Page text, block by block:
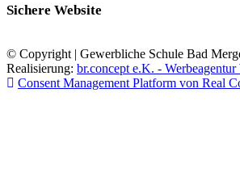
Sichere Website
© Copyright | Gewerbliche Schule Bad
Realisierung: br.concept e.K. - Werbeagentur
Consent Management Platform von Real